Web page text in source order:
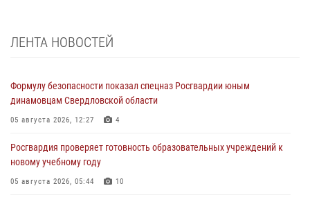
ЛЕНТА НОВОСТЕЙ
Формулу безопасности показал спецназ Росгвардии юным
динамовцам Свердловской области
05 августа 2026, 12:27 4
Росгвардия проверяет готовность образовательных учреждений к
новому учебному году
05 августа 2026, 05:44 10